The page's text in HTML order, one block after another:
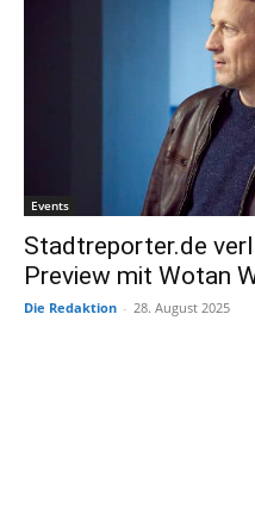
Events
Stadtreporter.de
Preview mit Wotan
Die Redaktion - 28. August 2025